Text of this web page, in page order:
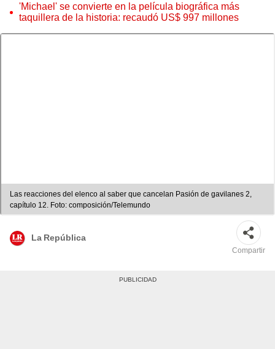
'Michael' se convierte en la película biográfica más
taquillera de la historia: recaudó US$ 997 millones
Las reacciones del elenco al saber que cancelan Pasión de gavilanes 2,
capítulo 12. Foto: composición/Telemundo
La República
Compartir